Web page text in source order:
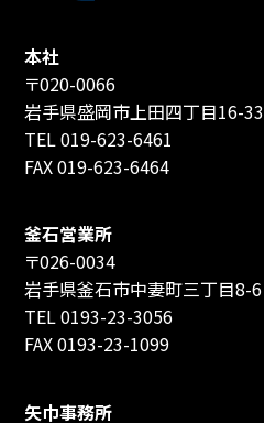
本社
〒020-0066
岩手県盛岡市上田四丁目16-33
TEL 019-623-6461
FAX 019-623-6464
釜石営業所
〒026-0034
岩手県釜石市中妻町三丁目8-6
TEL 0193-23-3056
FAX 0193-23-1099
矢巾事務所